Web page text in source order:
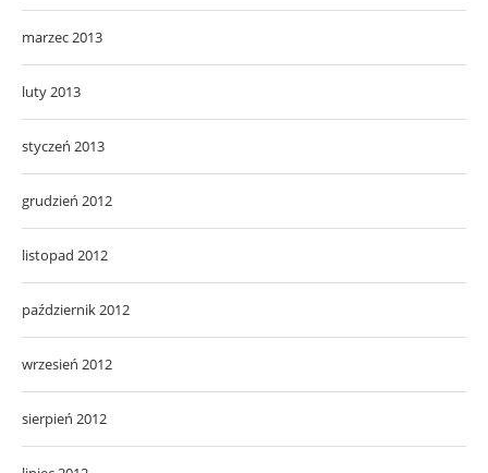
marzec 2013
luty 2013
styczeń 2013
grudzień 2012
listopad 2012
październik 2012
wrzesień 2012
sierpień 2012